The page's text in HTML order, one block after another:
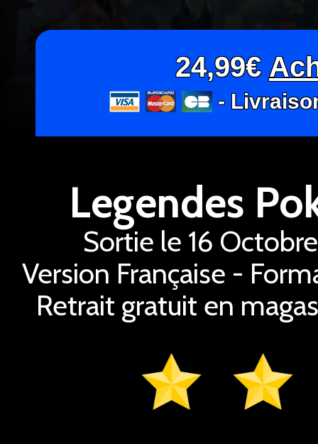
24,99€
-
Legendes
Sortie le 16
Version Française -
Retrait gratuit en